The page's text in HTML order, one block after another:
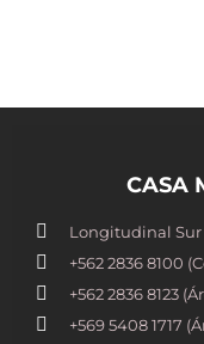
CASA
Longitudinal Sur
+562 2836 8100​
+562 2836 8123
+569 5408 1717